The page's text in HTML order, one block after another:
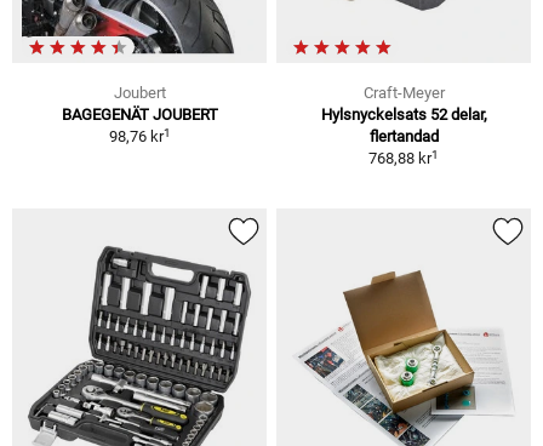
Joubert
BAGEGENÄT JOUBERT
98,76 kr1
Craft-Meyer
Hylsnyckelsats 52 delar,
flertandad
768,88 kr1